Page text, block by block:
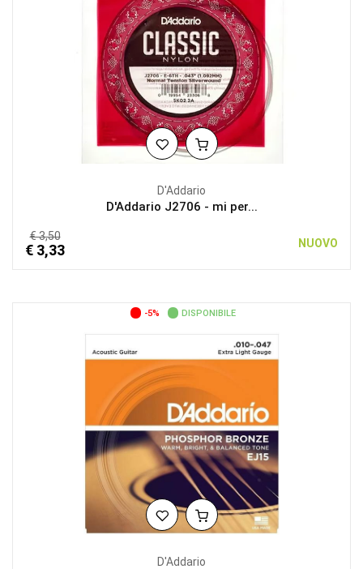
D'Addario
D'Addario J2706 - mi per...
€ 3,50
€ 3,33 NUOVO
-5% DISPONIBILE
D'Addario